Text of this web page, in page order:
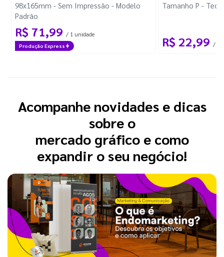
98x165mm - Sem Impressão - Modelo
Padrão
R$ 71,99 / 1 unidade
Produção Express
Tamanho P -
R$ 22,99 / 1
Acompanhe novidades e dicas
sobre o
mercado gráfico e como
expandir o seu negócio!